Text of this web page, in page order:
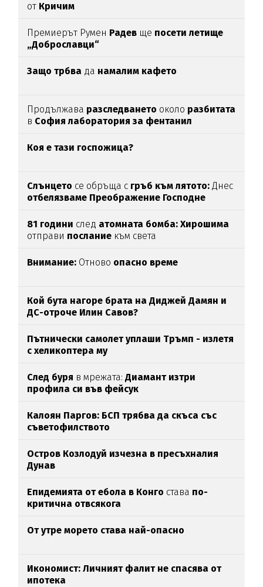
от Кричим
Премиерът Румен Радев ще посети летище
„Доброславци“
Защо трбва да намалим кафето
Продължава разследването около разбитата
в София лаборатория за фентанил
Коя е тази госпожица?
Слънцето се обръща с гръб към лятото:Днес
отбелязваме Преображение Господне
81 години след атомната бомба: Хирошима
отправи послание към света
Внимание: Отново опасно време
Кой бута нагоре брата на Диджей Дамян и
ДС-отроче Илин Савов?
Пътнически самолет уплаши Тръмп - излетя
с хеликоптера му
След буря в мрежата:Диамант изтри
профила си във фейсук
Калоян Паргов: БСП трябва да скъса със
съветофилството
Остров Козлодуй изчезна в пресъхналия
Дунав
Епидемията от ебола в Конго става по-
критична отвсякога
От утре морето става най-опасно
Икономист: Личният фалит не спасява от
ипотека